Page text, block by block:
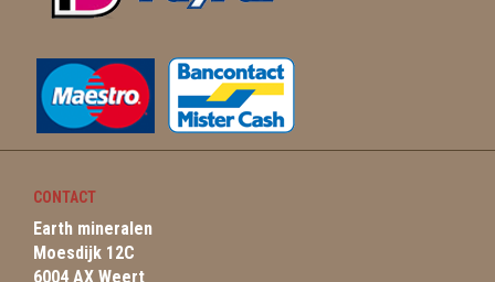
CONTACT
Earth mineralen
Moesdijk 12C
6004 AX Weert